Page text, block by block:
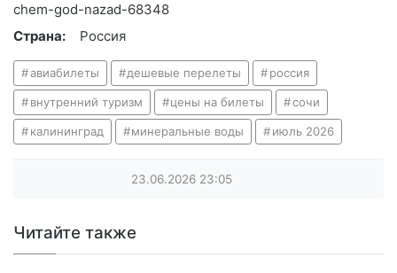
chem-god-nazad-68348
Страна:
Россия
авиабилеты дешевые перелеты россия
внутренний туризм цены на билеты сочи
калининград минеральные воды июль 2026
23.06.2026 23:05
Читайте также